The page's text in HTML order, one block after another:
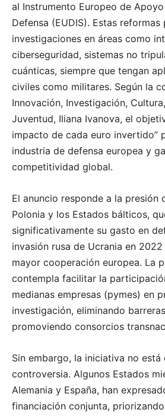
al Instrumento Europeo de
Defensa (EUDIS). Estas
investigaciones en áreas como
ciberseguridad, sistemas no
cuánticas, siempre que tengan
civiles como militares. Según la
Innovación, Investigación,
Juventud, Iliana Ivanova, el
impacto de cada euro invertido”
industria de defensa europea y
competitividad global.
El anuncio responde a la presión
Polonia y los Estados bálticos,
significativamente su gasto en
invasión rusa de Ucrania en
mayor cooperación europea. La
contempla facilitar la
medianas empresas (pymes) en
investigación, eliminando
promoviendo consorcios
Sin embargo, la iniciativa no está
controversia. Algunos Estados
Alemania y España, han
financiación conjunta,